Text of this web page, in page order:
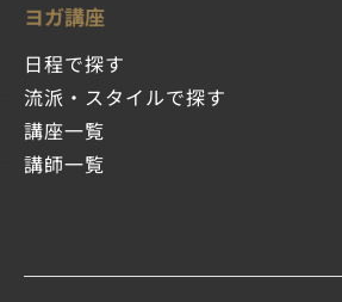
ヨガ講座
日程で探す
流派・スタイルで探す
講座一覧
講師一覧